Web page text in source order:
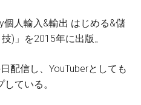
人輸入&輸出 はじめる&儲
)」を2015年に出版。
配信し、YouTuberとしても
ている。